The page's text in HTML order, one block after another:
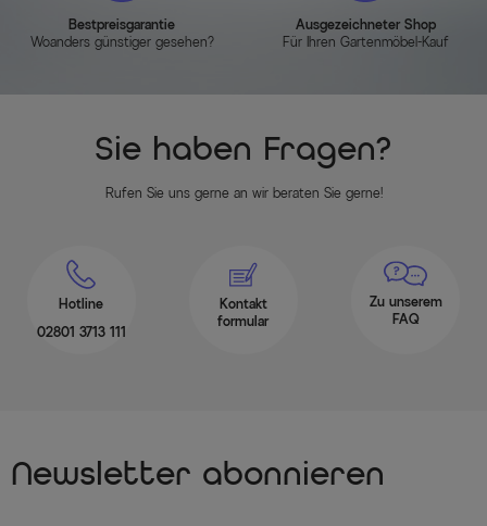
Bestpreisgarantie
Woanders günstiger gesehen?
Ausgezeichneter Shop
Für Ihren Gartenmöbel-Kauf
Sie haben Fragen?
Rufen Sie uns gerne an wir beraten Sie gerne!
Hotline
02801 3713 111
Kontakt
formular
Zu unserem
FAQ
Newsletter abonnieren